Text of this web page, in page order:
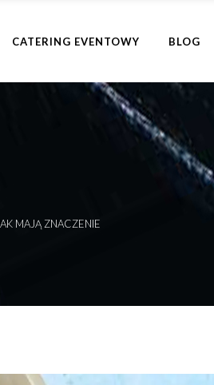
CATERING EVENTOWY BLOG
MAJĄ ZNACZENIE